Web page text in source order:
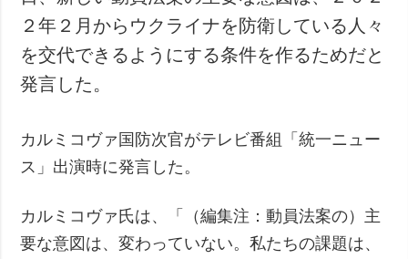
社会・文化
スポーツ
犯罪
事故・緊急事態
追加
特集
写真
動画
サービス
２年２月からウクライナを防衛している人々
を交代できるようにする条件を作るためだと
発言した。
カルミコヴァ国防次官がテレビ番組「統一ニュー
ス」出演時に発言した。
カルミコヴァ氏は、「（編集注：動員法案の）主
要な意図は、変わっていない。私たちの課題は、